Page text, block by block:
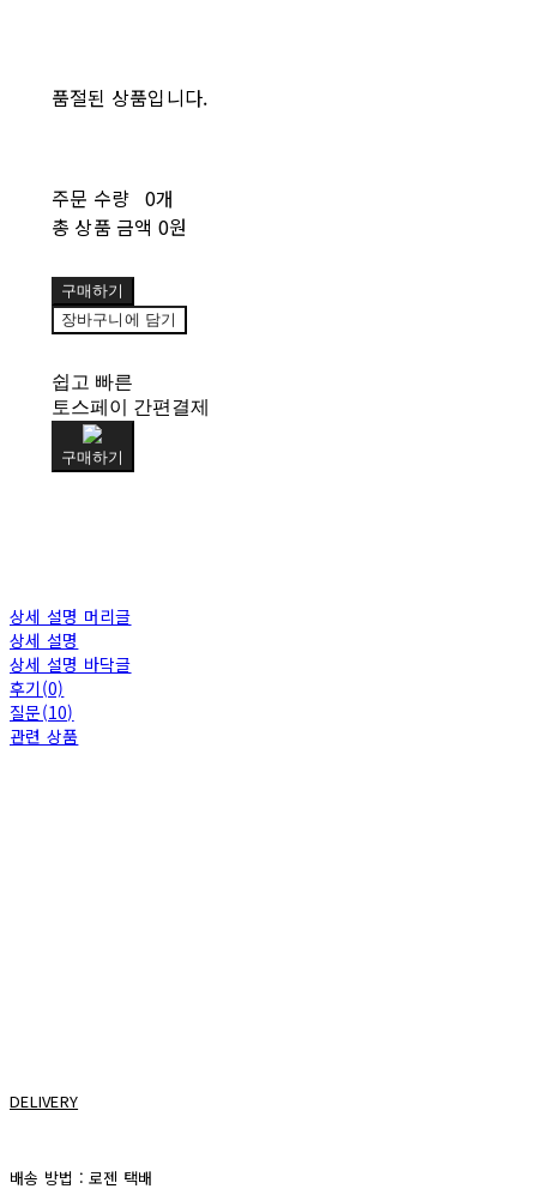
품절된 상품입니다.
주문 수량 0개
총 상품 금액 0원
구매하기
장바구니에 담기
쉽고 빠른
토스페이 간편결제
구매하기
상세 설명 머리글
상세 설명
상세 설명 바닥글
후기(0)
질문(10)
관련 상품
DELIVERY
배송 방법 : 로젠 택배